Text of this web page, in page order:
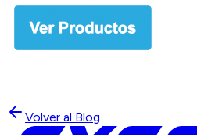
Volver al Blog